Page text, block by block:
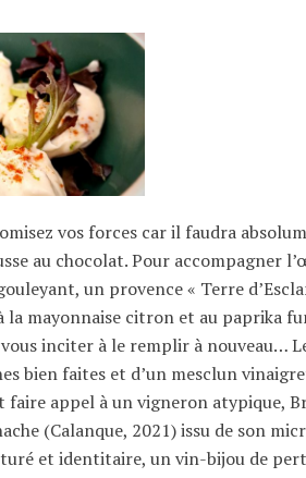
vos forces car il faudra
au chocolat. Pour accompagner
un provence « Terre
mayonnaise citron et au paprika
inciter à le remplir à nouveau…
bien faites et d’un mesclun
faire appel à un vigneron atypique,
(Calanque, 2021) issu de son
et identitaire, un vin-bijou de